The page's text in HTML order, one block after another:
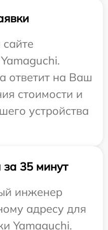
ответит на Ваш
стоимости и
устройства
35 минут
инженер
адресу для
Yamaguchi.